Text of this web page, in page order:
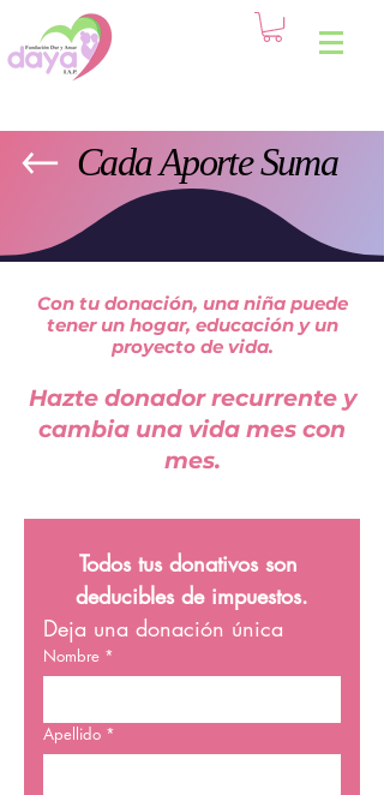
Cada Aporte Suma
Cada Aporte Suma
Con tu donación, una niña puede
tener un hogar, educación y un
proyecto de vida.
Hazte donador recurrente y
cambia una vida mes con
mes.
Todos tus donativos son
deducibles de impuestos.
Deja una donación única
Nombre *
Apellido *